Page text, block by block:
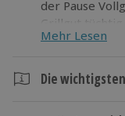
der Pause
Grillgut tüchtig
und heizen
Mehr Lesen
Die